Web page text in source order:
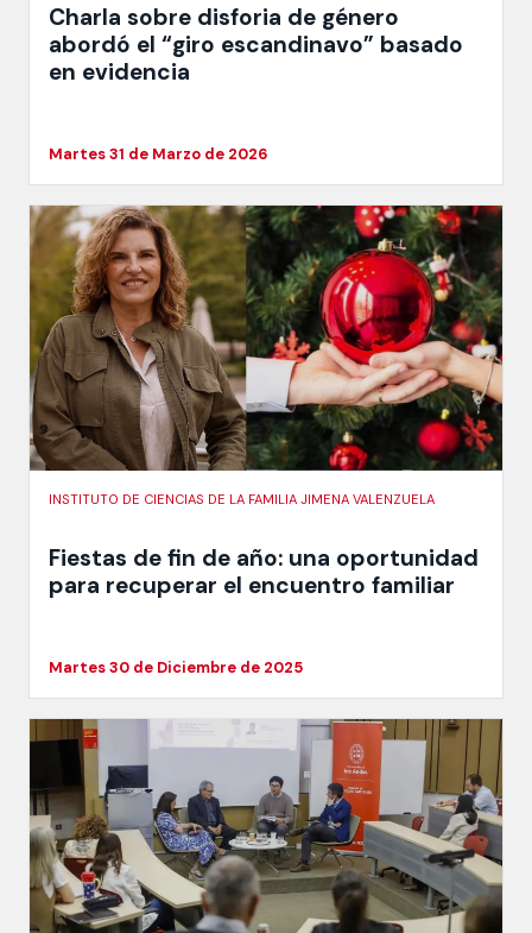
Charla sobre disforia de género
abordó el “giro escandinavo” basado
en evidencia
Martes 31 de Marzo de 2026
INSTITUTO DE CIENCIAS DE LA FAMILIA JIMENA VALENZUELA
Fiestas de fin de año: una oportunidad
para recuperar el encuentro familiar
Martes 30 de Diciembre de 2025